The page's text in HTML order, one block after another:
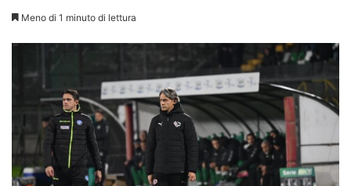
Meno di 1 minuto di lettura